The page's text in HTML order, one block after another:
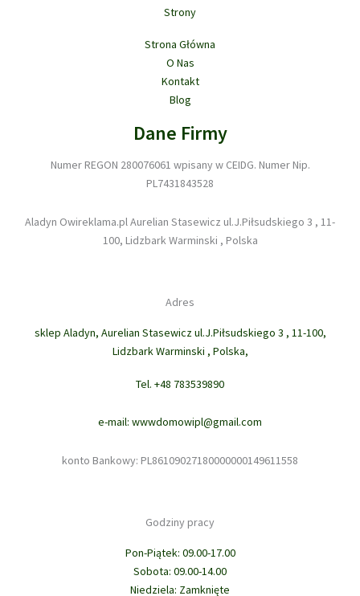
Strony
Strona Główna
O Nas
Kontakt
Blog
Dane Firmy
Numer REGON 280076061 wpisany w CEIDG. Numer Nip.
PL7431843528
Aladyn Owireklama.pl Aurelian Stasewicz ul.J.Piłsudskiego 3 , 11-
100, Lidzbark Warminski , Polska
Adres
sklep Aladyn, Aurelian Stasewicz ul.J.Piłsudskiego 3 , 11-100,
Lidzbark Warminski , Polska,
Tel. +48 783539890
e-mail: wwwdomowipl@gmail.com
konto Bankowy: PL86109027180000000149611558
Godziny pracy
Pon-Piątek: 09.00-17.00
Sobota: 09.00-14.00
Niedziela: Zamknięte